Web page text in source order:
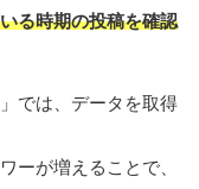
る時期の投稿を確認
では、データを取得
ーが増えることで、